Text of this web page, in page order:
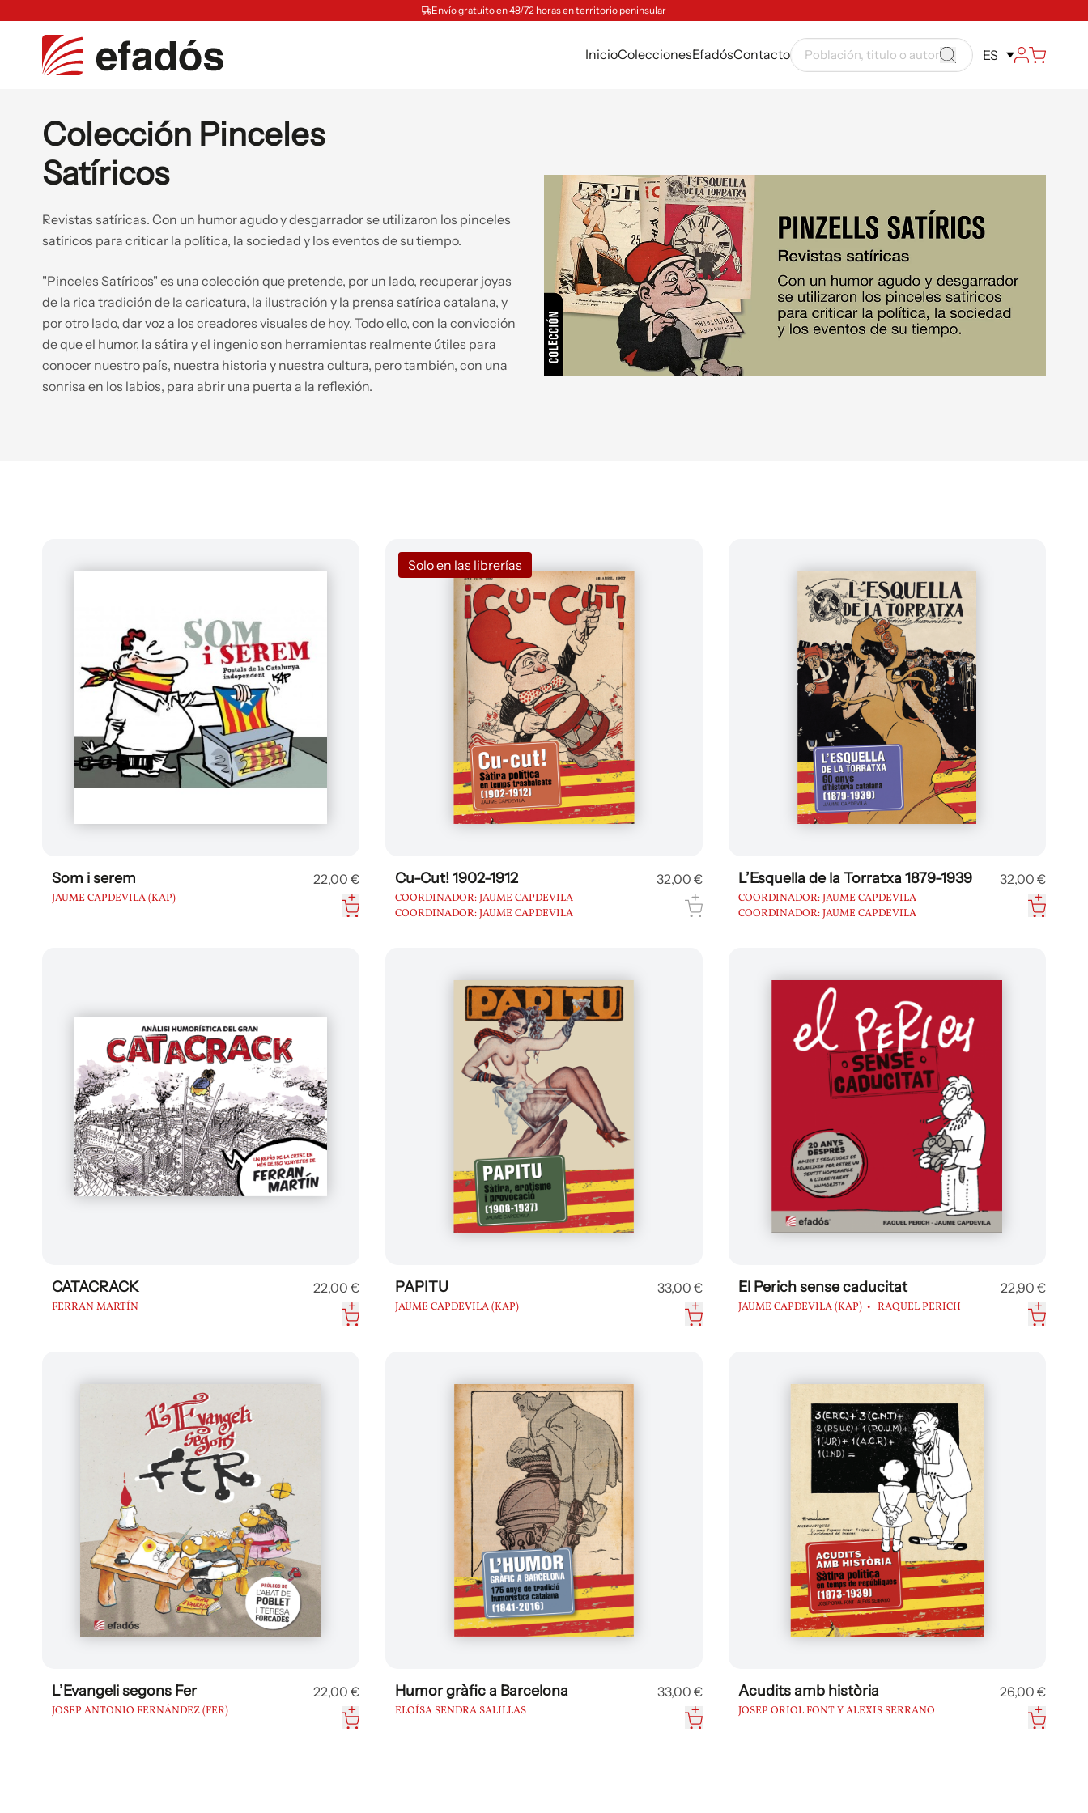
Envío gratuito en 48/72 horas en territorio peninsular
InicioColeccionesEfadósContacto ES
Colección Pinceles
Satíricos
Revistas satíricas. Con un humor agudo y desgarrador se utilizaron los pinceles
satíricos para criticar la política, la sociedad y los eventos de su tiempo.
"Pinceles Satíricos" es una colección que pretende, por un lado, recuperar joyas
de la rica tradición de la caricatura, la ilustración y la prensa satírica catalana, y
por otro lado, dar voz a los creadores visuales de hoy. Todo ello, con la convicción
de que el humor, la sátira y el ingenio son herramientas realmente útiles para
conocer nuestro país, nuestra historia y nuestra cultura, pero también, con una
sonrisa en los labios, para abrir una puerta a la reflexión.
Som i serem
JAUME CAPDEVILA (KAP)
22,00 €
Solo en las librerías
Cu-Cut! 1902-1912
COORDINADOR: JAUME CAPDEVILA
COORDINADOR: JAUME CAPDEVILA
32,00 € L’Esquella de la Torratxa 1879-1939
COORDINADOR: JAUME CAPDEVILA
COORDINADOR: JAUME CAPDEVILA
32,00 €
CATACRACK
FERRAN MARTÍN
22,00 € PAPITU
JAUME CAPDEVILA (KAP)
33,00 € El Perich sense caducitat
JAUME CAPDEVILA (KAP) RAQUEL PERICH
22,90 €
L’Evangeli segons Fer
JOSEP ANTONIO FERNÁNDEZ (FER)
22,00 € Humor gràfic a Barcelona
ELOÍSA SENDRA SALILLAS
33,00 € Acudits amb història
JOSEP ORIOL FONT Y ALEXIS SERRANO
26,00 €